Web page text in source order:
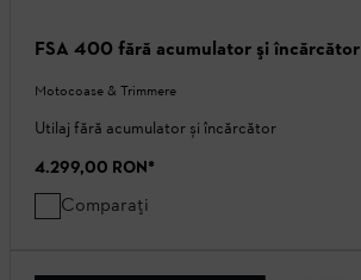
FSA 400 fără acumulator şi încărcător
Motocoase & Trimmere
Utilaj fără acumulator și încărcător
4.299,00 RON*
Comparați